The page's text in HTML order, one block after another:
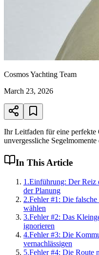
Cosmos Yachting Team
March 23, 2026
Ihr Leitfaden für eine
unvergessliche
In This Article
1 .Einführung: Der Reiz
der Planung
2.Fehler #1: Die
wählen
3.Fehler #2: Das
ignorieren
4.Fehler #3: Die
vernachlässigen
5.Fehler #4: Die Route